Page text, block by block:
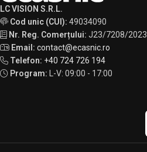
LC VISION S.R.L.
Cod unic (CUI): 49034090
Nr. Reg. Comerțului: J23/7208/2023
Email: contact@ecasnic.ro
Telefon: +40 724 726 194
Program:
L-V: 09:00 - 17:00